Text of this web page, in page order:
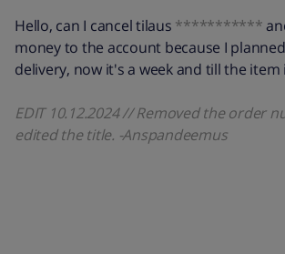
Hello, can I cancel tilaus ***********
money to the account because I
delivery, now it's a week and till the item
EDIT 10.12.2024 // Removed the order
edited the title. -Anspandeemus